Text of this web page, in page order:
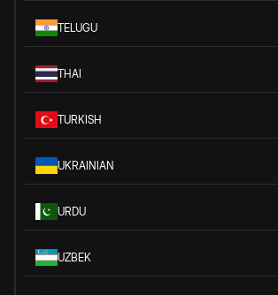
TELUGU
THAI
TURKISH
UKRAINIAN
URDU
UZBEK